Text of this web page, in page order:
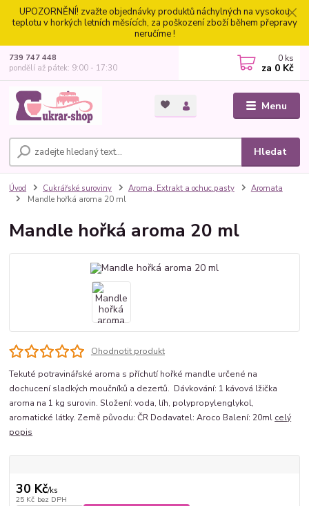
UPOZORNĚNÍ! zvažte objednávky produktů náchylných na vysokou
teplotu v horkých letních měsících, za poškození zboží během přepravy
neručíme !
Menu
Hledat
739 747 448
pondělí až pátek: 9:00 - 17:30
0 ks
za 0 Kč
Úvod Cukrářské suroviny Aroma, Extrakt a ochuc.pasty
Aromata
Mandle hořká aroma 20 ml
Mandle hořká aroma 20 ml
Ohodnotit produkt
Tekuté potravinářské aroma s příchutí hořké mandle určené na
dochucení sladkých moučníků a dezertů. Dávkování: 1 kávová lžička
aroma na 1 kg surovin. Složení: voda, líh, polypropylenglykol,
aromatické látky. Země původu: ČR Dodavatel: Aroco Balení: 20ml celý
popis
30 Kč/ks
25 Kč bez DPH